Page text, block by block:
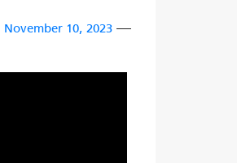
— Kent Standard (@KentStandard)
November 10, 2023